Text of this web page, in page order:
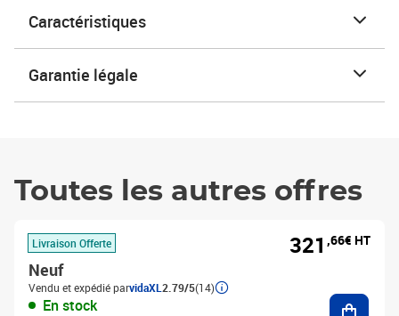
Caractéristiques
Garantie légale
Toutes les autres offres
Livraison Offerte
Neuf
Vendu et expédié parvidaXL 2.79/5(14)
En stock
321 ,66€ HT